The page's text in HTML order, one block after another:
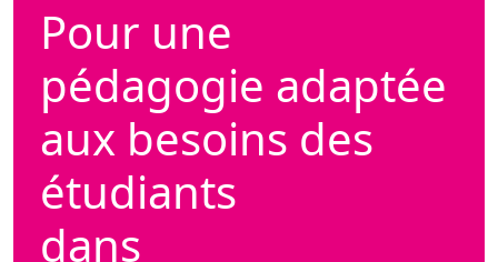
Pour une
pédagogie adaptée
aux besoins des
étudiants
dans